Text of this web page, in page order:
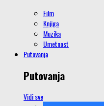
Film
Knjiga
Muzika
Umetnost
Putovanja
Putovanja
Vidi sve